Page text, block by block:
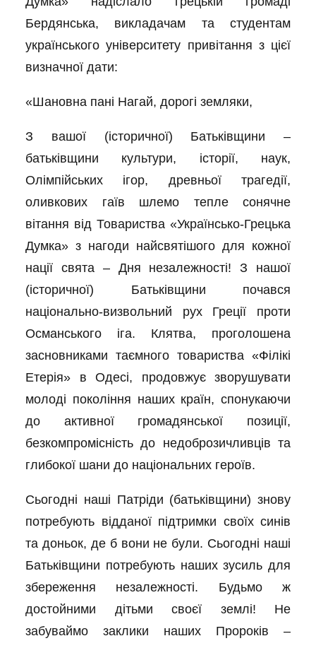
Бердянська, викладачам та студентам
українського університету привітання з цієї
визначної дати:
«Шановна пані Нагай, дорогі земляки,
З вашої (історичної) Батьківщини –
батьківщини культури, історії, наук,
Олімпійських ігор, древньої трагедії,
оливкових гаїв шлемо тепле сонячне
вітання від Товариства «Українсько-Грецька
Думка» з нагоди найсвятішого для кожної
нації свята – Дня незалежності! З нашої
(історичної) Батьківщини почався
національно-визвольний рух Греції проти
Османського іга. Клятва, проголошена
засновниками таємного товариства «Філікі
Етерія» в Одесі, продовжує зворушувати
молоді покоління наших країн, спонукаючи
до активної громадянської позиції,
безкомпромісність до недоброзичливців та
глибокої шани до національних героїв.
Сьогодні наші Патріди (батьківщини) знову
потребують відданої підтримки своїх синів
та доньок, де б вони не були. Сьогодні наші
Батьківщини потребують наших зусиль для
збереження незалежності. Будьмо ж
достойними дітьми своєї землі! Не
забуваймо заклики наших Пророків –